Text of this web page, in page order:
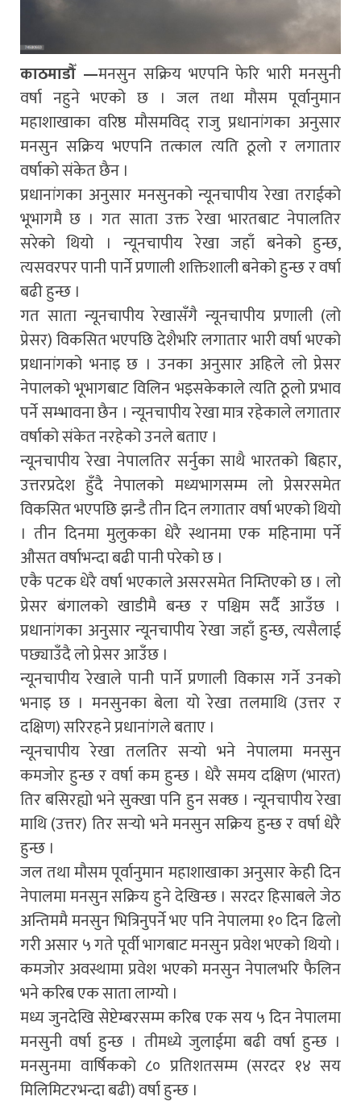
काठमाडौँ —मनसुन सक्रिय भएपनि फेरि भारी मनसुनी
वर्षा नहुने भएको छ । जल तथा मौसम पूर्वानुमान
महाशाखाका वरिष्ठ मौसमविद् राजु प्रधानांगका अनुसार
मनसुन सक्रिय भएपनि तत्काल त्यति ठूलो र लगातार
वर्षाको संकेत छैन ।
प्रधानांगका अनुसार मनसुनको न्यूनचापीय रेखा तराईको
भूभागमै छ । गत साता उक्त रेखा भारतबाट नेपालतिर
सरेको थियो । न्यूनचापीय रेखा जहाँ बनेको हुन्छ,
त्यसवरपर पानी पार्ने प्रणाली शक्तिशाली बनेको हुन्छ र वर्षा
बढी हुन्छ ।
गत साता न्यूनचापीय रेखासँगै न्यूनचापीय प्रणाली (लो
प्रेसर) विकसित भएपछि देशैभरि लगातार भारी वर्षा भएको
प्रधानांगको भनाइ छ । उनका अनुसार अहिले लो प्रेसर
नेपालको भूभागबाट विलिन भइसकेकाले त्यति ठूलो प्रभाव
पर्ने सम्भावना छैन । न्यूनचापीय रेखा मात्र रहेकाले लगातार
वर्षाको संकेत नरहेको उनले बताए ।
न्यूनचापीय रेखा नेपालतिर सर्नुका साथै भारतको बिहार,
उत्तरप्रदेश हुँदै नेपालको मध्यभागसम्म लो प्रेसरसमेत
विकसित भएपछि झन्डै तीन दिन लगातार वर्षा भएको थियो
। तीन दिनमा मुलुकका धेरै स्थानमा एक महिनामा पर्ने
औसत वर्षाभन्दा बढी पानी परेको छ ।
एकै पटक धेरै वर्षा भएकाले असरसमेत निम्तिएको छ । लो
प्रेसर बंगालको खाडीमै बन्छ र पश्चिम सर्दै आउँछ ।
प्रधानांगका अनुसार न्यूनचापीय रेखा जहाँ हुन्छ, त्यसैलाई
पछ्याउँदै लो प्रेसर आउँछ ।
न्यूनचापीय रेखाले पानी पार्ने प्रणाली विकास गर्ने उनको
भनाइ छ । मनसुनका बेला यो रेखा तलमाथि (उत्तर र
दक्षिण) सरिरहने प्रधानांगले बताए ।
न्यूनचापीय रेखा तलतिर सर्‍यो भने नेपालमा मनसुन
कमजोर हुन्छ र वर्षा कम हुन्छ । धेरै समय दक्षिण (भारत)
तिर बसिरह्यो भने सुक्खा पनि हुन सक्छ । न्यूनचापीय रेखा
माथि (उत्तर) तिर सर्‍यो भने मनसुन सक्रिय हुन्छ र वर्षा धेरै
हुन्छ ।
जल तथा मौसम पूर्वानुमान महाशाखाका अनुसार केही दिन
नेपालमा मनसुन सक्रिय हुने देखिन्छ । सरदर हिसाबले जेठ
अन्तिममै मनसुन भित्रिनुपर्ने भए पनि नेपालमा १० दिन ढिलो
गरी असार ५ गते पूर्वी भागबाट मनसुन प्रवेश भएको थियो ।
कमजोर अवस्थामा प्रवेश भएको मनसुन नेपालभरि फैलिन
भने करिब एक साता लाग्यो ।
मध्य जुनदेखि सेप्टेम्बरसम्म करिब एक सय ५ दिन नेपालमा
मनसुनी वर्षा हुन्छ । तीमध्ये जुलाईमा बढी वर्षा हुन्छ ।
मनसुनमा वार्षिकको ८० प्रतिशतसम्म (सरदर १४ सय
मिलिमिटरभन्दा बढी) वर्षा हुन्छ ।